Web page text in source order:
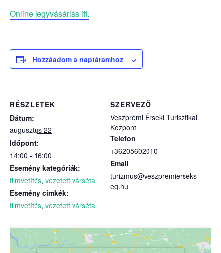
Online jegyvásárlás itt.
Hozzáadom a naptáramhoz
RÉSZLETEK
Dátum:
augusztus 22
Időpont:
14:00 - 16:00
Esemény kategóriák:
filmvetítés, vezetett várséta
Esemény címkék:
filmvetítés, vezetett várséta
SZERVEZŐ
Veszprémi Érseki Turisztikai
Központ
Telefon
+36205602010
Email
turizmus@veszpremierseks
eg.hu